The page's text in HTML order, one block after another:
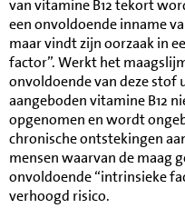
van vitamine B12 tekort
een onvoldoende inname
maar vindt zijn oorzaak in
factor”. Werkt het
onvoldoende van deze stof
aangeboden vitamine B12
opgenomen en wordt
chronische ontstekingen
mensen waarvan de maag
onvoldoende “intrinsieke
verhoogd risico.